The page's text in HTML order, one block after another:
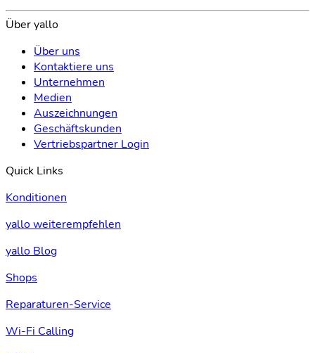
Über yallo
Über uns
Kontaktiere uns
Unternehmen
Medien
Auszeichnungen
Geschäftskunden
Vertriebspartner Login
Quick Links
Konditionen
yallo weiterempfehlen
yallo Blog
Shops
Reparaturen-Service
Wi-Fi Calling